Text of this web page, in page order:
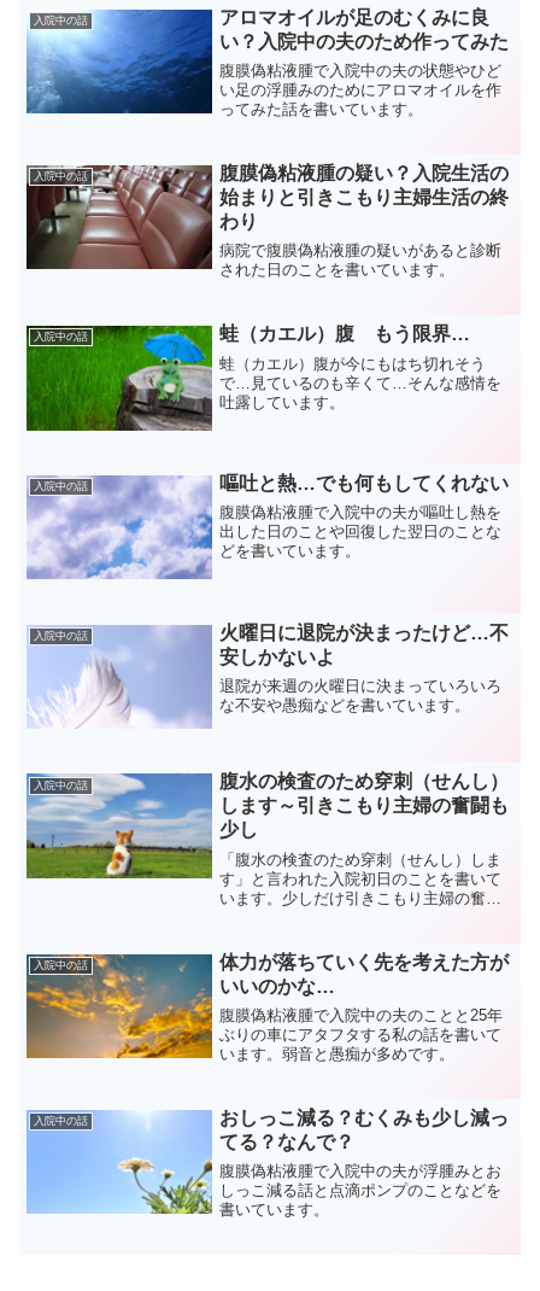
入院中の話
アロマオイルが足のむくみに良
い？入院中の夫のため作ってみた
腹膜偽粘液腫で入院中の夫の状態やひど
い足の浮腫みのためにアロマオイルを作
ってみた話を書いています。
入院中の話
腹膜偽粘液腫の疑い？入院生活の
始まりと引きこもり主婦生活の終
わり
病院で腹膜偽粘液腫の疑いがあると診断
された日のことを書いています。
入院中の話 蛙（カエル）腹 もう限界…
蛙（カエル）腹が今にもはち切れそう
で…見ているのも辛くて…そんな感情を
吐露しています。
入院中の話 嘔吐と熱…でも何もしてくれない
腹膜偽粘液腫で入院中の夫が嘔吐し熱を
出した日のことや回復した翌日のことな
どを書いています。
入院中の話
火曜日に退院が決まったけど…不
安しかないよ
退院が来週の火曜日に決まっていろいろ
な不安や愚痴などを書いています。
入院中の話
腹水の検査のため穿刺（せんし）
します～引きこもり主婦の奮闘も
少し
「腹水の検査のため穿刺（せんし）しま
す」と言われた入院初日のことを書いて
います。少しだけ引きこもり主婦の奮闘
入院中の話
体力が落ちていく先を考えた方が
いいのかな…
腹膜偽粘液腫で入院中の夫のことと25年
ぶりの車にアタフタする私の話を書いて
います。弱音と愚痴が多めです。
入院中の話
おしっこ減る？むくみも少し減っ
てる？なんで？
腹膜偽粘液腫で入院中の夫が浮腫みとお
しっこ減る話と点滴ポンプのことなどを
書いています。